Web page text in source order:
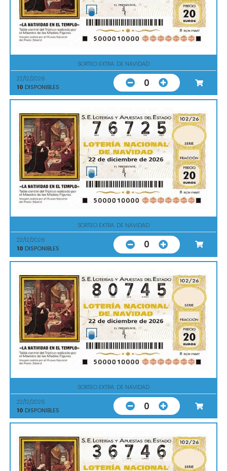
SORTEO EXTRA. DE NAVIDAD
22/12/2026
10 DISPONIBLES 0
SORTEO EXTRA. DE NAVIDAD
22/12/2026
10 DISPONIBLES 0
SORTEO EXTRA. DE NAVIDAD
22/12/2026
10 DISPONIBLES 0